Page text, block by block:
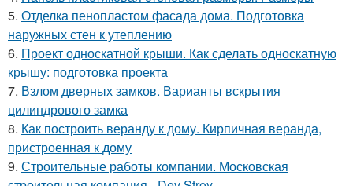
5. Отделка пенопластом фасада дома. Подготовка
наружных стен к утеплению
6. Проект односкатной крыши. Как сделать односкатную
крышу: подготовка проекта
7. Взлом дверных замков. Варианты вскрытия
цилиндрового замка
8. Как построить веранду к дому. Кирпичная веранда,
пристроенная к дому
9. Строительные работы компании. Московская